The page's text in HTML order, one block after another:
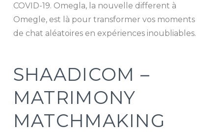
COVID-19. Omegla, la nouvelle different à
Omegle, est là pour transformer vos moments
de chat aléatoires en expériences inoubliables.
SHAADICOM –
MATRIMONY
MATCHMAKING